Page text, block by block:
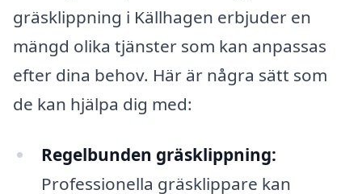
gräsklippning i Källhagen erbjuder en
mängd olika tjänster som kan anpassas
efter dina behov. Här är några sätt som
de kan hjälpa dig med:
Regelbunden gräsklippning:
Professionella gräsklippare kan